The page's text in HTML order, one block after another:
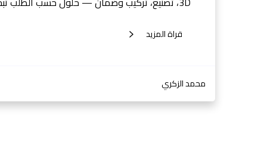
قراة المزيد
محمد الزكري